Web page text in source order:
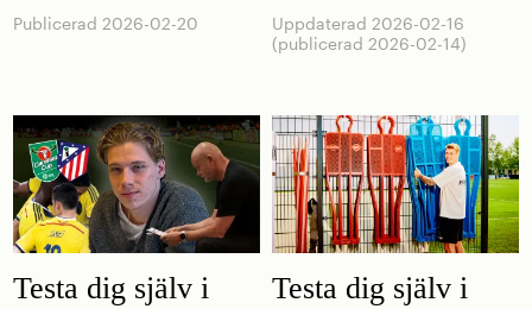
Publicerad 2026-02-20
Uppdaterad 2026-02-16
(publicerad 2026-02-14)
Testa dig själv i
Testa dig själv i